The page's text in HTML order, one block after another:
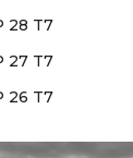
28 T7
27 T7
26 T7